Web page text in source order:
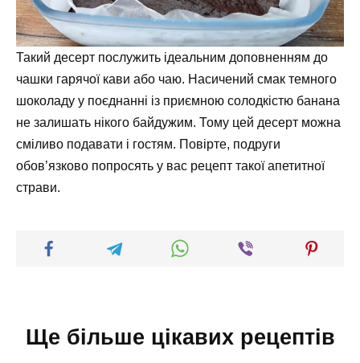
Такий десерт послужить ідеальним доповненням до
чашки гарячої кави або чаю. Насичений смак темного
шоколаду у поєднанні із приємною солодкістю банана
не залишать нікого байдужим. Тому цей десерт можна
сміливо подавати і гостям. Повірте, подруги
обов’язково попросять у вас рецепт такої апетитної
страви.
Ще більше цікавих рецептів